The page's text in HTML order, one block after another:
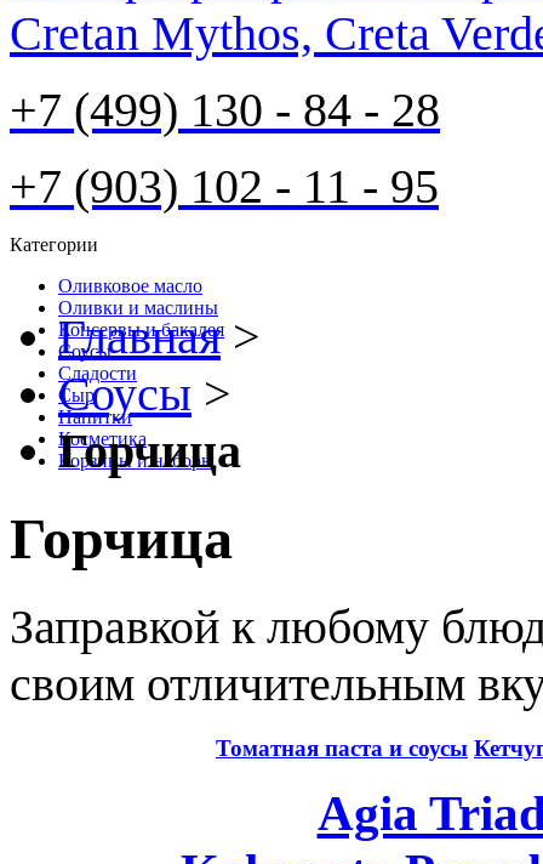
Cretan Mythos, Creta
+7 (499) 130 - 84 - 28
+7 (903) 102 - 11 - 95
Категории
Оливковое масло
Оливки и маслины
Консервы и бакалея
Соусы
Cладости
Сыр
Напитки
Косметика
Корзины и наборы
Главная >
Соусы >
Горчица
Горчица
Заправкой к любому
своим отличительным
Томатная паста и соусы
Agia